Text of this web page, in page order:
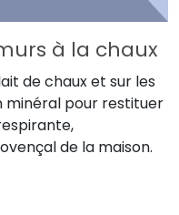
à la chaux
de chaux et sur les
minéral pour restituer
de la maison.